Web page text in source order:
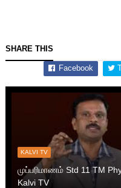
SHARE THIS
Facebook
KALVI TV
முப்பரிமாணம் Std 11 TM
Kalvi TV